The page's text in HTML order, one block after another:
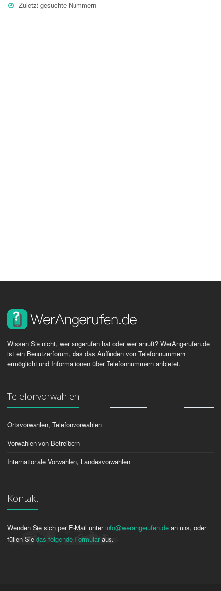
Zuletzt gesuchte Nummern
Wissen Sie nicht, wer angerufen hat oder wer anruft? WerAngerufen.de
ist ein Benutzerforum, das das Auffinden von Telefonnummern
ermöglicht und Informationen über Telefonnummern anbietet.
Telefonvorwahlen
Ortsvorwahlen, Telefonvorwahlen
Vorwahlen von Betreibern
Internationale Vorwahlen, Landesvorwahlen
Kontakt
Wenden Sie sich per E-Mail unterinfo@werangerufen.de an uns, oder
füllen Sie das folgende Formularaus.